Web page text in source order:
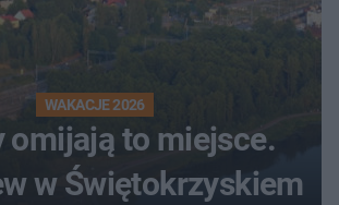
WAKACJE 2026
omijają to miejsce.
w Świętokrzyskiem